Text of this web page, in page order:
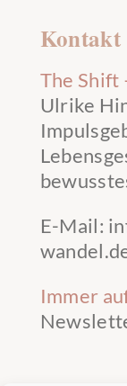
Kontakt
The Shift
Ulrike
E-Mail:
Immer